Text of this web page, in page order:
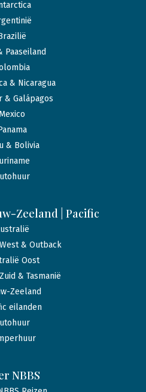
Paaseiland
& Nicaragua
& Galápagos
Mexico
& Bolivia
Zeeland | Pacific
& Outback
Oost
& Tasmanië
Zeeland
eilanden
NBBS